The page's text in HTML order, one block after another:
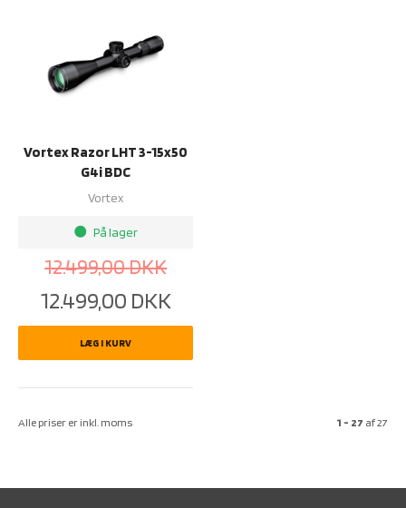
Vortex Razor LHT 3-15x50
G4i BDC
Vortex
brightness_1 På lager
12.499,00DKK
12.499,00 DKK
LÆG I KURV
Alle priser er inkl. moms 1 - 27 af27